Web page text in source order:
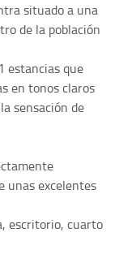
situado a una
de la población
estancias que
en tonos claros
sensación de
unas excelentes
escritorio, cuarto